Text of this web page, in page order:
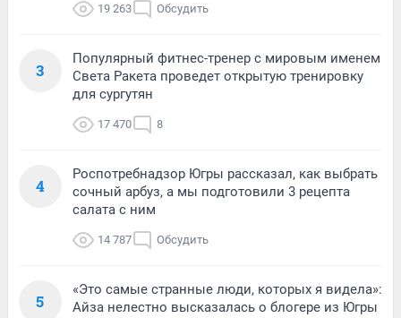
19 263 Обсудить
3
Популярный фитнес-тренер с мировым именем
Света Ракета проведет открытую тренировку
для сургутян
17 470 8
4
Роспотребнадзор Югры рассказал, как выбрать
сочный арбуз, а мы подготовили 3 рецепта
салата с ним
14 787 Обсудить
5
«Это самые странные люди, которых я видела»:
Айза нелестно высказалась о блогере из Югры